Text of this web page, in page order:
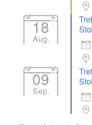
18
Aug.
09
Sep.